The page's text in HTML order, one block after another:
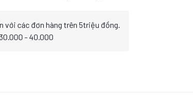
với các đơn hàng trên 5triệu đồng.
- 40.000